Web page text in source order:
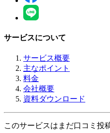
サービスについて
サービス概要
主なポイント
料金
会社概要
資料ダウンロード
このサービスはまだ口コミ投